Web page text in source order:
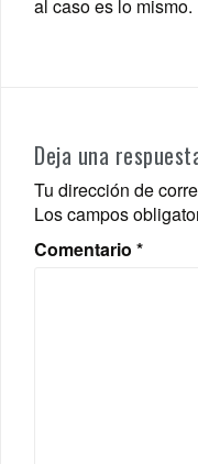
al caso es lo mismo.
Deja una
Tu dirección de
Los campos
Comentario *